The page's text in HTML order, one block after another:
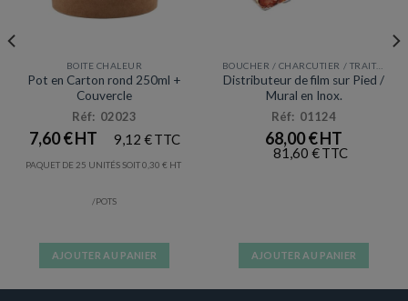
BOITE CHALEUR
Pot en Carton rond 250ml +
Couvercle
Réf: 02023
7,60€ 9,12 €
PAQUET DE 25 UNITÉS SOIT0,30 €
/POTS
AJOUTER AU PANIER
Distributeur de film sur Pied /
Mural en Inox.
Réf: 01124
68,00€
81,60 €
AJOUTER AU PANIER